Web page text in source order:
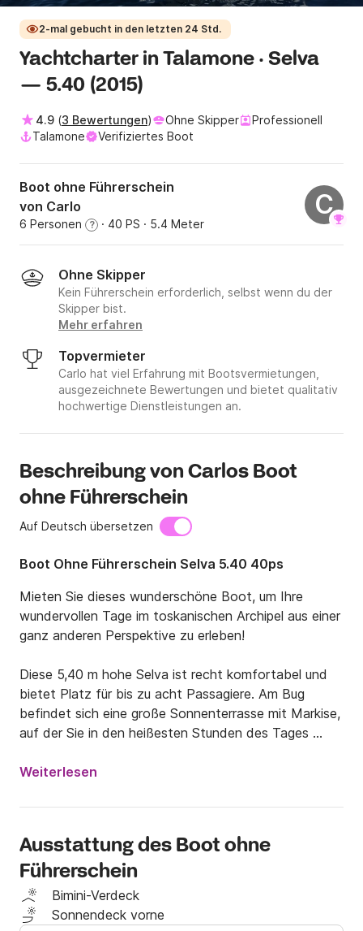
2-mal gebucht in den letzten 24 Std.
Yachtcharter in Talamone · Selva
— 5.40 (2015)
4.9 (3 Bewertungen) Ohne Skipper
Professionell
Talamone
Verifiziertes Boot
Boot ohne Führerschein
von Carlo
6 Personen ? · 40 PS · 5.4 Meter
C
Ohne Skipper
Kein Führerschein erforderlich, selbst wenn du der
Skipper bist.
Mehr erfahren
Topvermieter
Carlo hat viel Erfahrung mit Bootsvermietungen,
ausgezeichnete Bewertungen und bietet qualitativ
hochwertige Dienstleistungen an.
Beschreibung von Carlos Boot
ohne Führerschein
Auf Deutsch übersetzen
Boot Ohne Führerschein Selva 5.40 40ps
Mieten Sie dieses wunderschöne Boot, um Ihre
wundervollen Tage im toskanischen Archipel aus einer
ganz anderen Perspektive zu erleben!
Diese 5,40 m hohe Selva ist recht komfortabel und
bietet Platz für bis zu acht Passagiere. Am Bug
befindet sich eine große Sonnenterrasse mit Markise,
auf der Sie in den heißesten Stunden des Tages
Leiter sicher in das Wasser einsteigen und von dort
Dank seines 40-PS-Motors kann er auch von
Bootsführerschein besitzen.
Die Kraftstoffkosten sind in den angegebenen
Preisen nicht enthalten.
Weiterlesen
Ausstattung des Boot ohne
Führerschein
Bimini-Verdeck
Sonnendeck vorne